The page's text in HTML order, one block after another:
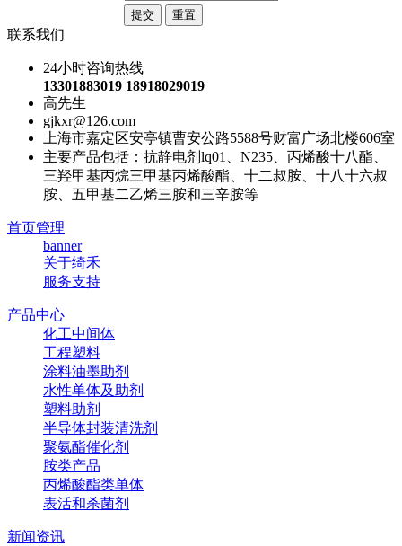
联系我们
24小时咨询热线
13301883019 18918029019
高先生
gjkxr@126.com
上海市嘉定区安亭镇曹安公路5588号财富广场北楼606室
主要产品包括：抗静电剂lq01、N235、丙烯酸十八酯、
三羟甲基丙烷三甲基丙烯酸酯、十二叔胺、十八十六叔
胺、五甲基二乙烯三胺和三辛胺等
首页管理
banner
关于绮禾
服务支持
产品中心
化工中间体
工程塑料
涂料油墨助剂
水性单体及助剂
塑料助剂
半导体封装清洗剂
聚氨酯催化剂
胺类产品
丙烯酸酯类单体
表活和杀菌剂
新闻资讯